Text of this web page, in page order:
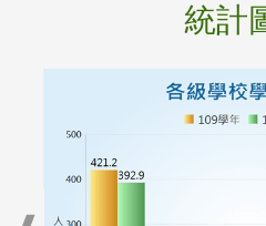
統計